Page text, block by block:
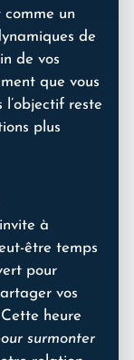
comme un
de
de vos
que vous
l’objectif reste
plus
à
être temps
pour
vos
heure
surmonter